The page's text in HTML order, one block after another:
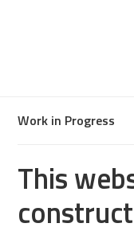
Work in Progress
This